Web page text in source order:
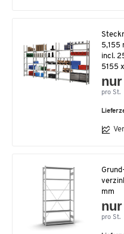
5,155
incl.
5155
nur
pro St.
mm
nur
pro St.